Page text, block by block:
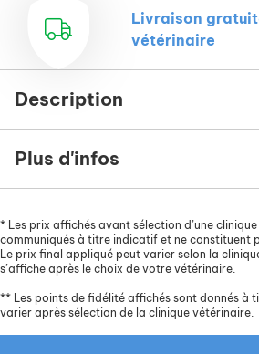
Livraison
vétérinaire
Description
Plus d'infos
* Les prix affichés avant sélection d’une
communiqués à titre indicatif et ne constituent
Le prix final appliqué peut varier selon la
s’affiche après le choix de votre vétérinaire.
** Les points de fidélité affichés sont donnés à
varier après sélection de la clinique vétérinaire.